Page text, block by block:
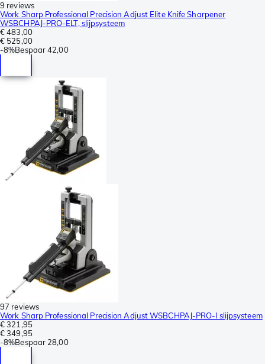
9 reviews
Work Sharp Professional Precision Adjust Elite Knife Sharpener
WSBCHPAJ-PRO-ELT, slijpsysteem
€ 483,00
€ 525,00
-8%Bespaar42,00
97 reviews
Work Sharp Professional Precision Adjust WSBCHPAJ-PRO-I slijpsysteem
€ 321,95
€ 349,95
-8%Bespaar 28,00